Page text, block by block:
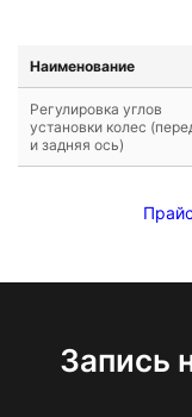
Наименование
Регулировка углов
установки колес
и задняя ось)
Запись